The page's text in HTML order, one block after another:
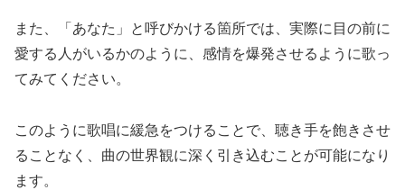
また、「あなた」と呼びかける箇所では、実際に目の前に
愛する人がいるかのように、感情を爆発させるように歌っ
てみてください。
このように歌唱に緩急をつけることで、聴き手を飽きさせ
ることなく、曲の世界観に深く引き込むことが可能になり
ます。